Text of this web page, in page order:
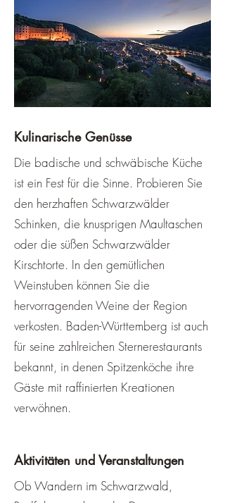
Kulinarische Genüsse
Die badische und schwäbische Küche
ist ein Fest für die Sinne. Probieren Sie
den herzhaften Schwarzwälder
Schinken, die knusprigen Maultaschen
oder die süßen Schwarzwälder
Kirschtorte. In den gemütlichen
Weinstuben können Sie die
hervorragenden Weine der Region
verkosten. Baden-Württemberg ist auch
für seine zahlreichen Sternerestaurants
bekannt, in denen Spitzenköche ihre
Gäste mit raffinierten Kreationen
verwöhnen.
Aktivitäten und Veranstaltungen
Ob Wandern im Schwarzwald,